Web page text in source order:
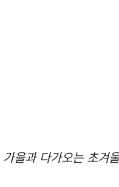
을과 다가오는 초겨